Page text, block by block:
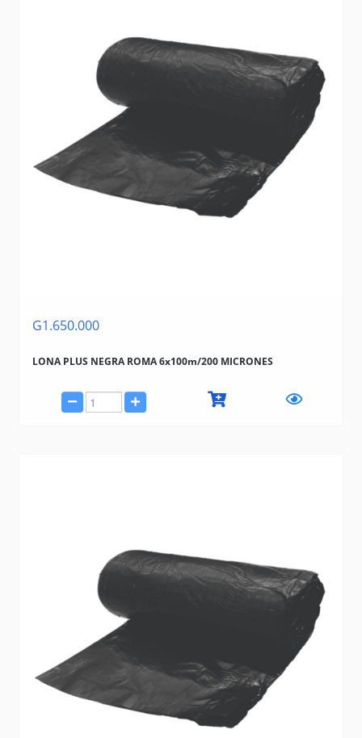
G1.650.000
LONA PLUS NEGRA ROMA 6x100m/200 MICRONES